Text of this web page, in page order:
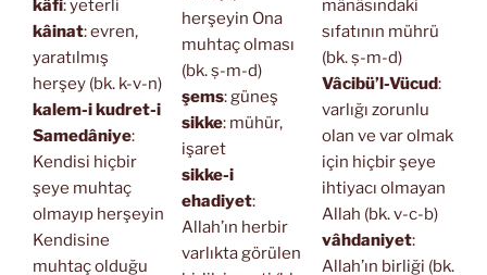
kâfi: yeterli
kâinat: evren,
yaratılmış
herşey (bk. k-v-n)
kalem-i kudret-i
Samedâniye:
Kendisi hiçbir
şeye muhtaç
olmayıp herşeyin
Kendisine
muhtaç olduğu
herşeyin Ona
muhtaç olması
(bk. ṣ-m-d)
şems: güneş
sikke: mühür,
işaret
sikke-i
ehadiyet:
Allah’ın herbir
varlıkta görülen
mânâsındaki
sıfatının mührü
(bk. ṣ-m-d)
Vâcibü’l-Vücud:
varlığı zorunlu
olan ve var olmak
için hiçbir şeye
ihtiyacı olmayan
Allah (bk. v-c-b)
vâhdaniyet:
Allah’ın birliği (bk.